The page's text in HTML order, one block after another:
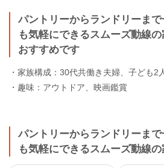
パントリーからランドリーま
も気軽にできるスムーズ動線
おすすめです
・家族構成：30代共働き夫婦、子ども2
・趣味：アウトドア、映画鑑賞
パントリーからランドリーま
も気軽にできるスムーズ動線